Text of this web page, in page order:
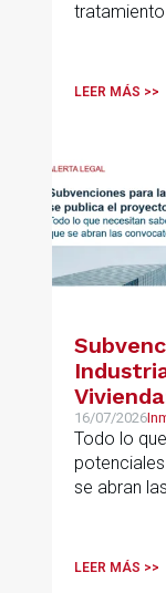
asistencia,
LEER MÁS >>
16/07/2026
Todo lo
se abran
LEER MÁS >>